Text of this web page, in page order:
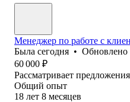
Менеджер по работе с
Была сегодня • Обновлено
60 000 ₽
Рассматривает предложения
Общий опыт
18 лет 8 месяцев